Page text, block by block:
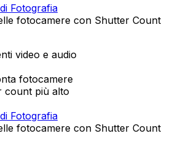
Fotografia
fotocamere con Shutter Count
video e audio
fotocamere
count più alto
Fotografia
fotocamere con Shutter Count